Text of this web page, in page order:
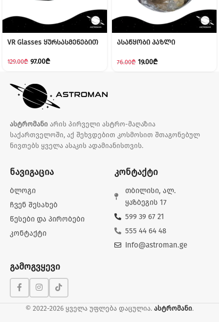
VR Glasses ყურსასმენებით
129.00₾ 97.00₾
ასაწყობი პაზლი
76.00₾ 19.00₾
ასტრომანი არის პირველი ასტრო-მაღაზია
საქართველოში, აქ შეხვდებით კოსმოსით შთაგონებულ
ნივთებს ყველა ასაკის ადამიანისთვის.
ნავიგაცია
ბლოგი
ჩვენ შესახებ
წესები და პირობები
კონტაქტი
კონტაქტი
თბილისი, ალ.
ყაზბეგის 17
599 39 67 21
555 44 64 48
Info@astroman.ge
გამოგვყევი
© 2022-2026 ყველა უფლება დაცულია. ასტრომანი.